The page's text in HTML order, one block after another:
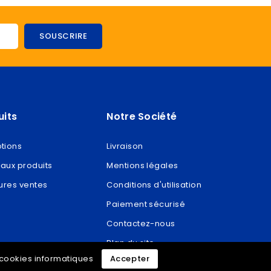
produits
ventes
Notre Société
Livraison
Mentions légales
Conditions d'utilisation
Paiement sécurisé
Contactez-nous
Plan du site
Magasins
informatiques Accepter